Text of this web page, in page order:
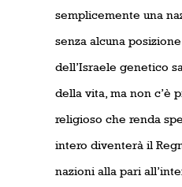
semplicemente una
senza alcuna
dell’Israele genetico
della vita, ma non c’è
religioso che renda
intero diventerà il
nazioni alla pari